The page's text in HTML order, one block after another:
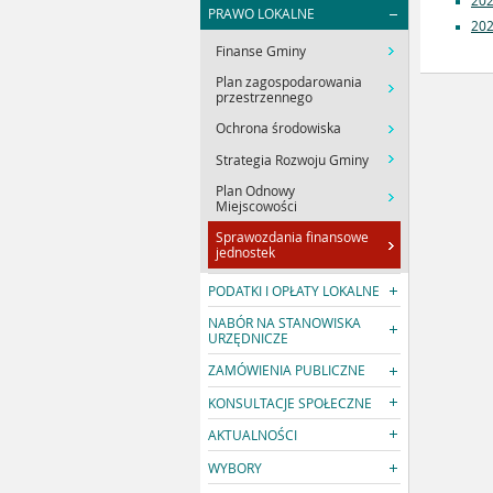
PRAWO LOKALNE
Finanse Gminy
Plan zagospodarowania
przestrzennego
Ochrona środowiska
Strategia Rozwoju Gminy
Plan Odnowy
Miejscowości
Sprawozdania finansowe
jednostek
PODATKI I OPŁATY LOKALNE
NABÓR NA STANOWISKA
URZĘDNICZE
ZAMÓWIENIA PUBLICZNE
KONSULTACJE SPOŁECZNE
AKTUALNOŚCI
WYBORY